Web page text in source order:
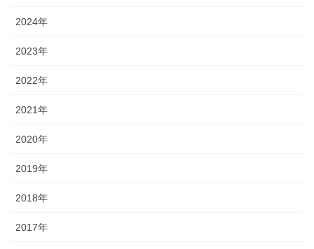
2024年
2023年
2022年
2021年
2020年
2019年
2018年
2017年